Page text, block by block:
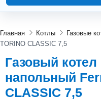
Главная Котлы Газовые
TORINO CLASSIC 7,5
Газовый котел
напольный
CLASSIC 7,5